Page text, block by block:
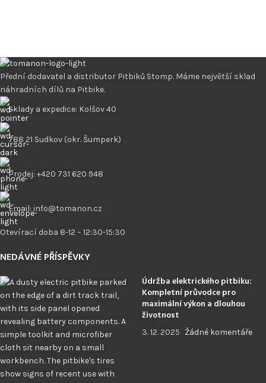
Přední dodavatel a distributor Pitbiků Stomp. Máme největší sklad
náhradních dílů na Pitbike.
Sklady a expedice: Kolšov 40
788 21 Sudkov (okr. Šumperk)
Prodej: +420 731 620 948
Email: info@tomanon.cz
Otevírací doba 8-12 – 12:30-15:30
NEDÁVNÉ PŘÍSPĚVKY
Údržba elektrického pitbiku:
Kompletní průvodce pro
maximální výkon a dlouhou
životnost
3. 12. 2025 Žádné komentáře